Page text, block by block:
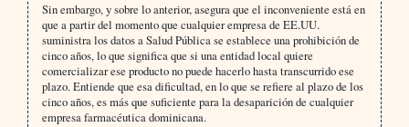
Sin embargo, y sobre lo anterior, asegura que el inconveniente está en
que a partir del momento que cualquier empresa de EE.UU.
suministra los datos a Salud Pública se establece una prohibición de
cinco años, lo que significa que si una entidad local quiere
comercializar ese producto no puede hacerlo hasta transcurrido ese
plazo. Entiende que esa dificultad, en lo que se refiere al plazo de los
cinco años, es más que suficiente para la desaparición de cualquier
empresa farmacéutica dominicana.